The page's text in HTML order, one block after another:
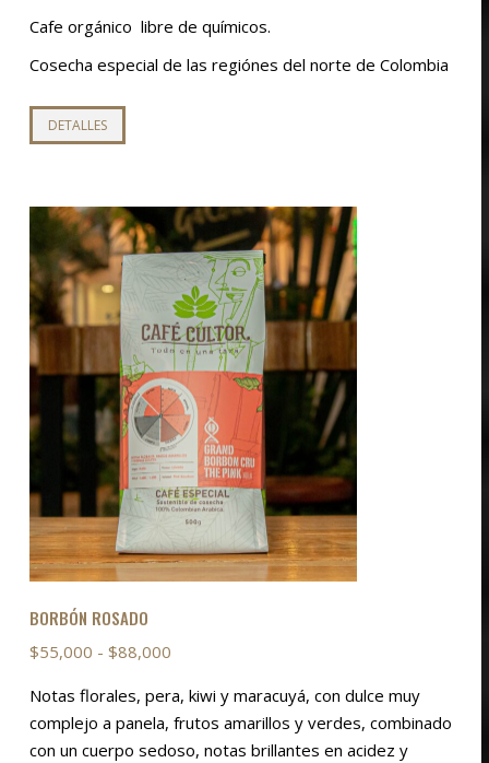
Cafe orgánico libre de químicos.
Cosecha especial de las regiónes del norte de Colombia
DETALLES
producto
variantes.
Las
opciones
pueden
elegir
en
la
página
de
producto
BORBÓN ROSADO
$55,000 - $88,000Rango
precios:
desde
Notas florales, pera, kiwi y maracuyá, con dulce muy
complejo a panela, frutos amarillos y verdes, combinado
con un cuerpo sedoso, notas brillantes en acidez y